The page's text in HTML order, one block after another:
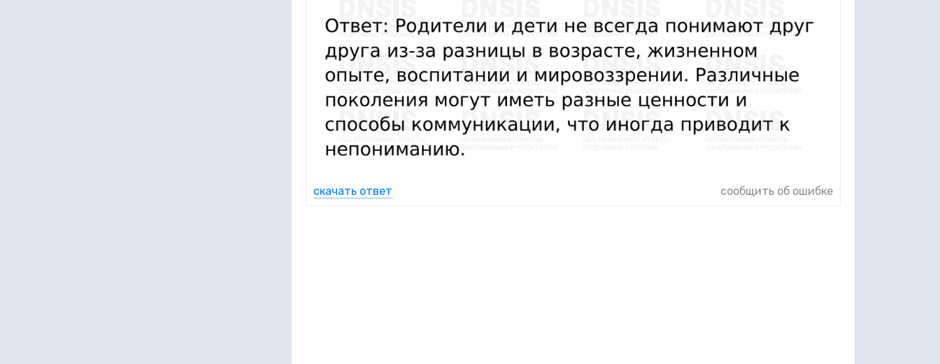
скачать ответ сообщить об ошибке